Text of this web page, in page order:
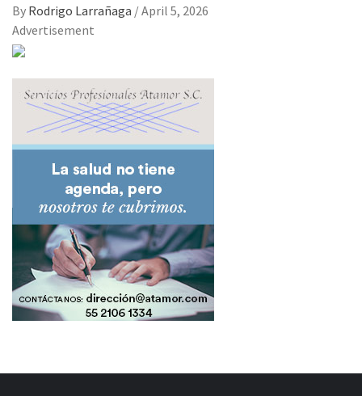
By Rodrigo Larrañaga /April 5, 2026
Advertisement